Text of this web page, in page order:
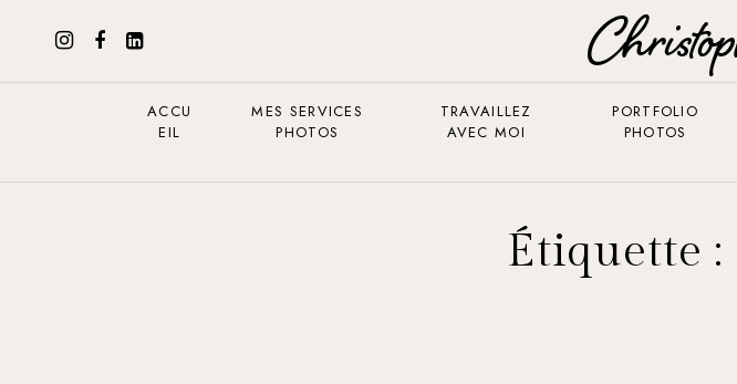
ACCU
EIL
MES SERVICES
PHOTOS
TRAVAILLEZ
AVEC MOI
PORTFOLIO
PHOTOS
Étiquette :